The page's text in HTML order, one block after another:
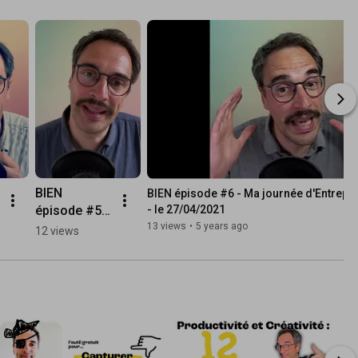
BIEN
épisode #5 -
Ma journée
ur en 1' - le
12 views
BIEN épisode #6 - Ma journée
- le 27/04/2021
13 views • 5 years ago